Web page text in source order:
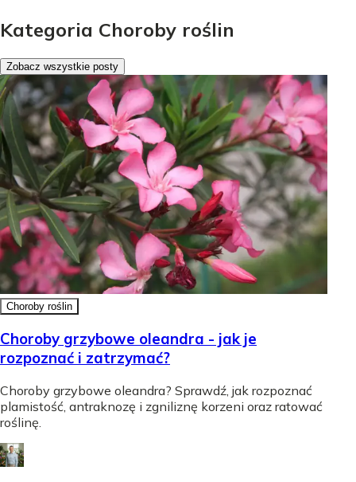
Kategoria Choroby roślin
Zobacz wszystkie posty
Choroby roślin
Choroby grzybowe oleandra - jak je
rozpoznać i zatrzymać?
Choroby grzybowe oleandra? Sprawdź, jak rozpoznać
plamistość, antraknozę i zgniliznę korzeni oraz ratować
roślinę.